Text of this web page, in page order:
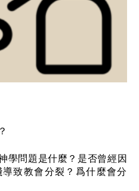
學問題是什麼？是否曾經因
致教會分裂？爲什麼會分